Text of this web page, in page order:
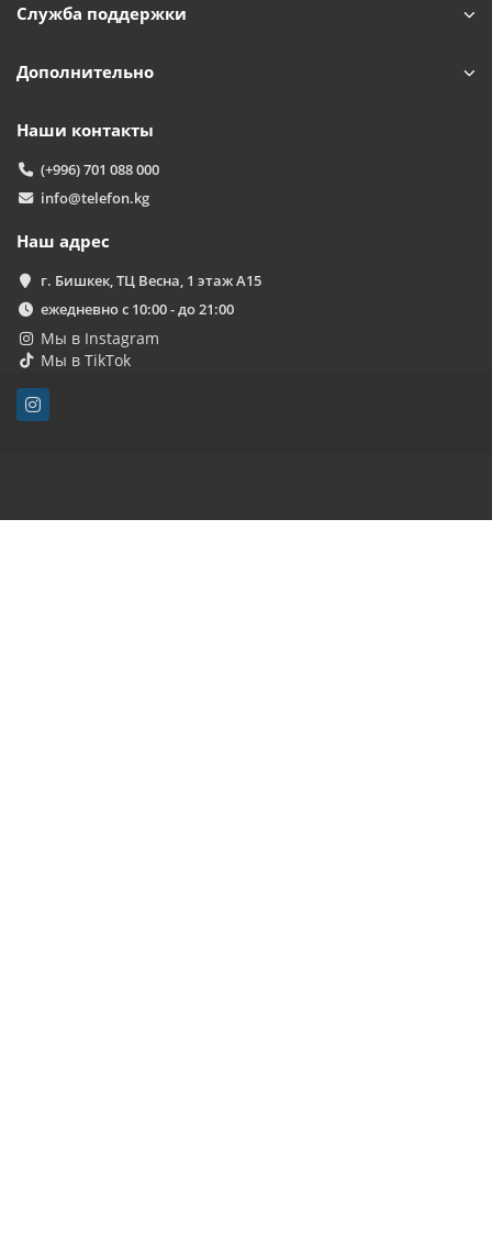
Служба поддержки
Дополнительно
Наши контакты
(+996) 701 088 000
info@telefon.kg
Наш адрес
г. Бишкек, ТЦ Весна, 1 этаж А15
ежедневно с 10:00 - до 21:00
Мы в Instagram
Мы в TikTok